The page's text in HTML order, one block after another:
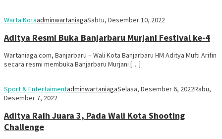
Warta KotaadminwartaniagaSabtu, Desember 10, 2022
Aditya Resmi Buka Banjarbaru Murjani Festival ke-4
Wartaniaga.com, Banjarbaru – Wali Kota Banjarbaru HM Aditya Mufti Arifin
secara resmi membuka Banjarbaru Murjani […]
Sport & EntertaimentadminwartaniagaSelasa, Desember 6, 2022Rabu,
Desember 7, 2022
Aditya Raih Juara 3, Pada Wali Kota Shooting
Challenge